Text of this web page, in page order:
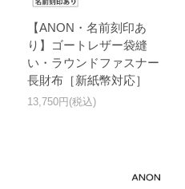
【ANON・名前刻印あ
り】ゴートレザー袋縫
い・ラウンドファスナー
長財布［新紙幣対応］
13,750円(税込)